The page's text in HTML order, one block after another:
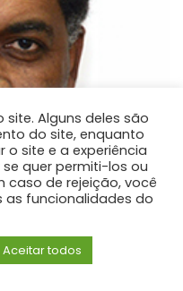
Alguns deles são
do site, enquanto
site e a experiência
quer permiti-los ou
caso de rejeição, você
as funcionalidades do
Aceitar todos